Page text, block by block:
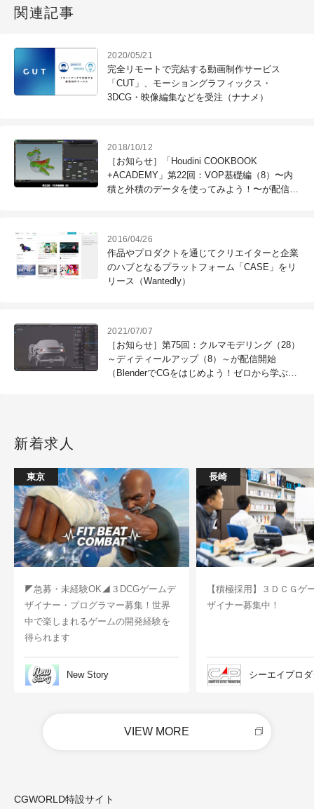
関連記事
2020/05/21
完全リモートで完結する動画制作サービス
「CUT」、モーショングラフィックス・
3DCG・映像編集などを受注（ナナメ）
2018/10/12
［お知らせ］「Houdini COOKBOOK
+ACADEMY」第22回：VOP基礎編（8）〜内
積と外積のデータを使ってみよう！〜が配信開
2016/04/26
作品やプロダクトを通じてクリエイターと企業
のハブとなるプラットフォーム「CASE」をリ
リース（Wantedly）
2021/07/07
［お知らせ］第75回：クルマモデリング（28）
～ディティールアップ（8）～が配信開始
（BlenderでCGをはじめよう！ゼロから学ぶ
新着求人
東京
◤急募・未経験OK◢３DCGゲームデ
ザイナー・プログラマー募集！世界
中で楽しまれるゲームの開発経験を
得られます
New Story
長崎
【積極採用】３ＤＣＧゲ
ザイナー募集中！
シーエイプロ
VIEW MORE
CGWORLD特設サイト